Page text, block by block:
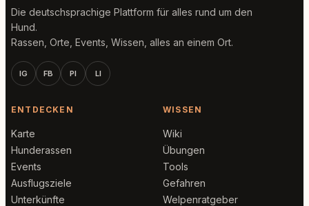
Die deutschsprachige Plattform für alles rund um den
Hund.
Rassen, Orte, Events, Wissen, alles an einem Ort.
IG FB PI LI
ENTDECKEN
Karte
Hunderassen
Events
Ausflugsziele
Unterkünfte
WISSEN
Wiki
Übungen
Tools
Gefahren
Welpenratgeber